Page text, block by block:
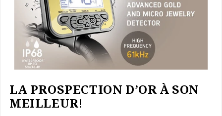
LA PROSPECTION D’OR À SON
MEILLEUR!